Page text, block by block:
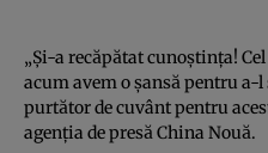
„Şi-a recăpătat cunoştinţa!
acum avem o şansă pentru a-l
purtător de cuvânt pentru
agenţia de presă China Nouă.